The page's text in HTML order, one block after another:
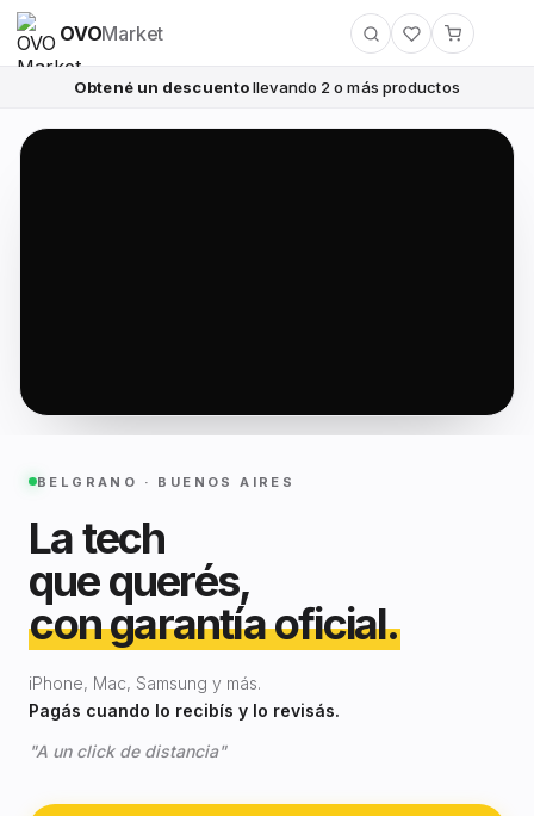
OVOMarket
Obtené un descuentollevando 2 o más productos
BELGRANO · BUENOS AIRES
La tech
que querés,
con garantía oficial.
iPhone, Mac, Samsung y más.
Pagás cuando lo recibís y lo revisás.
"A un click de distancia"